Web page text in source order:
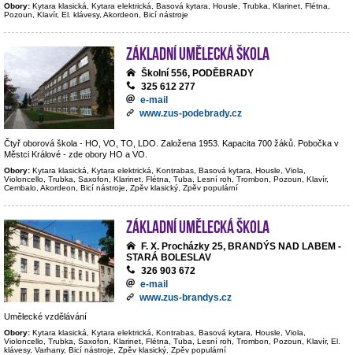
Obory: Kytara klasická, Kytara elektrická, Basová kytara, Housle, Trubka, Klarinet, Flétna,
Pozoun, Klavír, El. klávesy, Akordeon, Bicí nástroje
Základní umělecká škola
Školní 556, PODĚBRADY
325 612 277
e-mail
www.zus-podebrady.cz
Čtyř oborová škola - HO, VO, TO, LDO. Založena 1953. Kapacita 700 žáků. Pobočka v
Městci Králové - zde obory HO a VO.
Obory: Kytara klasická, Kytara elektrická, Kontrabas, Basová kytara, Housle, Viola,
Violoncello, Trubka, Saxofon, Klarinet, Flétna, Tuba, Lesní roh, Trombon, Pozoun, Klavír,
Cembalo, Akordeon, Bicí nástroje, Zpěv klasický, Zpěv populární
Základní umělecká škola
F. X. Procházky 25, BRANDÝS NAD LABEM -
STARÁ BOLESLAV
326 903 672
e-mail
www.zus-brandys.cz
Umělecké vzdělávání
Obory: Kytara klasická, Kytara elektrická, Kontrabas, Basová kytara, Housle, Viola,
Violoncello, Trubka, Saxofon, Klarinet, Flétna, Tuba, Lesní roh, Trombon, Pozoun, Klavír, El.
klávesy, Varhany, Bicí nástroje, Zpěv klasický, Zpěv populární